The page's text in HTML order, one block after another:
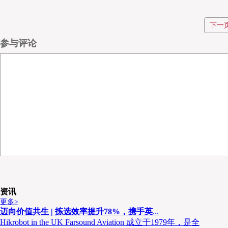
泰国正大食品集团（CPF）是践行食品安全的行业佼佼
三大家禽及猪肉生产商之一，业务遍布全球20多个国家，
国的公司，正大食品更是一直在不断加码布局蓬勃发展的东
的问题。此外，还能节约大量用于清洁的时间，让我们有更
下一
参与评论
资讯
更多>
迈向价值共生 | 拣选效率提升78%，携手英...
Hikrobot in the UK Farsound Aviation 成立于1979年，是全